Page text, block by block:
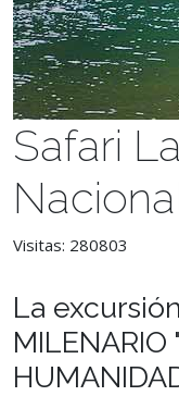
Safari
Visitas: 280803
La
MILENARIO